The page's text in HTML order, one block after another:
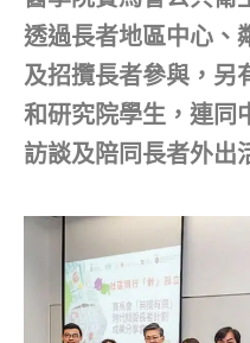
透過長者地區中心、
及招攬長者參與，另
和研究院學生，連同
訪談及陪同長者外出